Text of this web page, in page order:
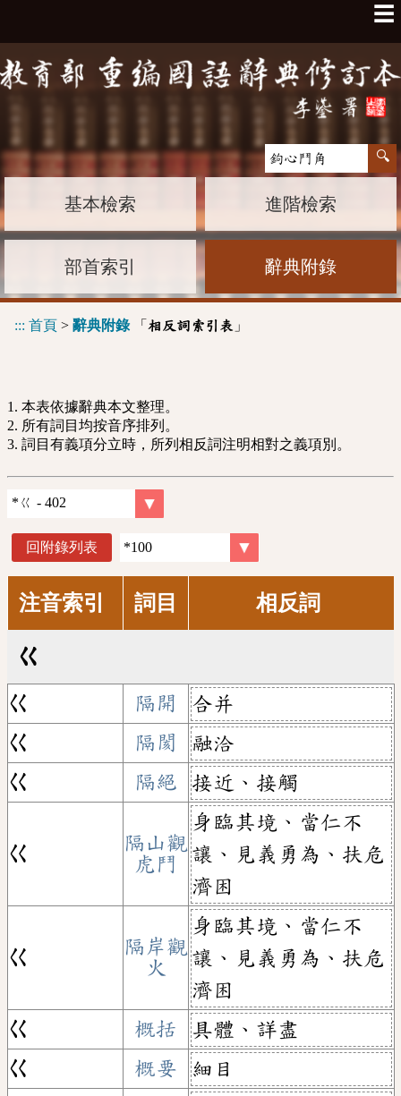
☰
基本檢索 進階檢索
部首索引 辭典附錄
::: 首頁 > 辭典附錄「 相反詞索引表 」
1. 本表依據辭典本文整理。
2. 所有詞目均按音序排列。
3. 詞目有義項分立時，所列相反詞注明相對之義項別。
回附錄列表
注音索引 詞目 相反詞
ㄍ
ㄍ 隔開
合并
ㄍ
隔閡
融洽
ㄍ
隔絕 接近、接觸
ㄍ
隔山觀
虎鬥
身臨其境、當仁不
讓、見義勇為、扶危
濟困
ㄍ
隔岸觀
火
身臨其境、當仁不
讓、見義勇為、扶危
濟困
ㄍ
概括
具體、詳盡
ㄍ
概要 細目